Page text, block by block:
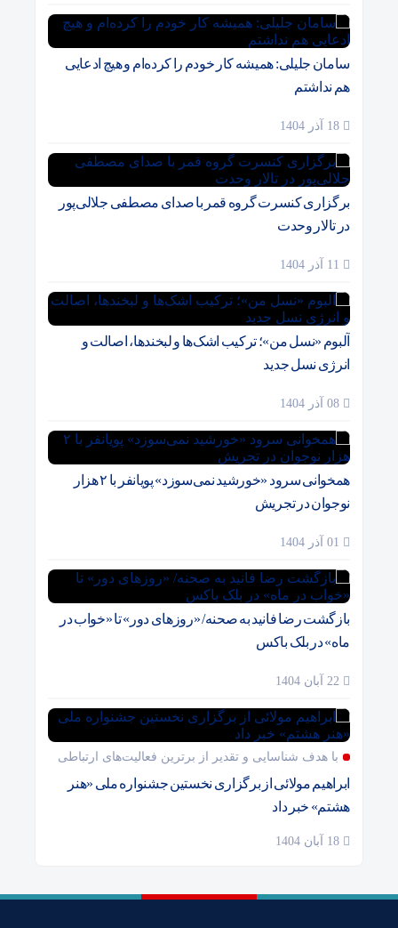
سامان جلیلی: همیشه کار خودم را کرده‌ام و هیچ ادعایی
هم نداشتم
برگزاری کنسرت گروه قمر با صدای مصطفی جلالی‌پور
در تالار وحدت
آلبوم «نسل من»؛ ترکیب اشک‌ها و لبخندها، اصالت و
انرژی نسل جدید
همخوانی سرود «خورشید نمی‌سوزد» پویانفر با ۲ هزار
نوجوان در تجریش
بازگشت رضا فانید به صحنه/ «روزهای دور» تا «خواب در
ماه» در بلک باکس
با هدف شناسایی و تقدیر از برترین فعالیت‌های ارتباطی
ابراهیم مولائی از برگزاری نخستین جشنواره ملی «هنر
هشتم» خبر داد